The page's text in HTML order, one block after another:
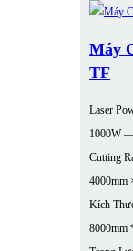
Máy
TF
Laser
1000W
Cutting
4000mm
Kích
8000mm